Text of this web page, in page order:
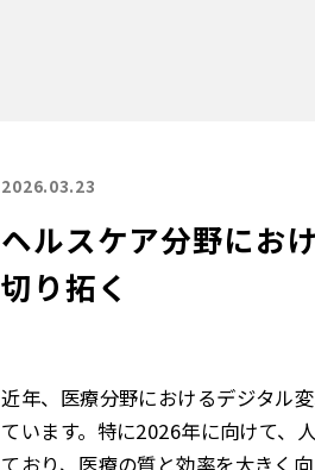
2026.03.23
ヘルスケア分野にお
切り拓く
近年、医療分野におけるデジタル
ています。特に2026年に向けて、
ており、医療の質と効率を大きく向